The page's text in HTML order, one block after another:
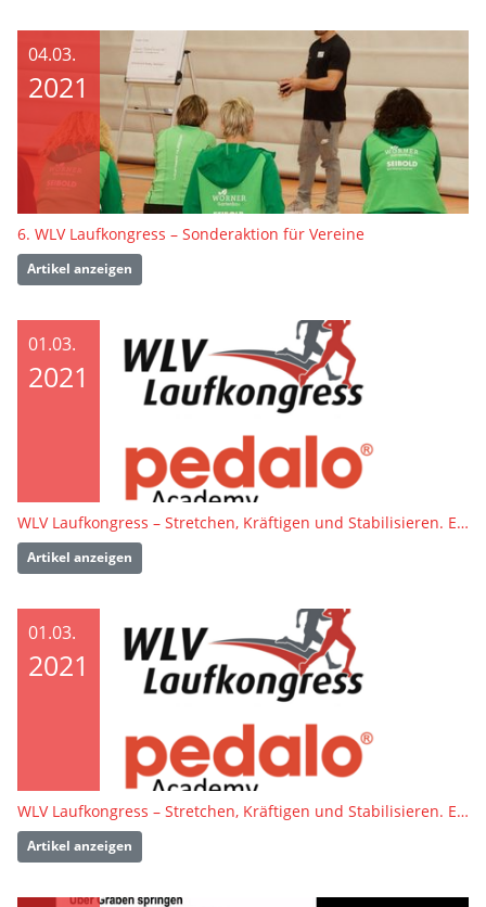
04.03.
2021
6. WLV Laufkongress – Sonderaktion für Vereine
Artikel anzeigen
01.03.
2021
WLV Laufkongress – Stretchen, Kräftigen und Stabilisieren. Einfach. Klar. Umsetzbar.
Artikel anzeigen
01.03.
2021
WLV Laufkongress – Stretchen, Kräftigen und Stabilisieren. Einfach. Klar. Umsetzbar.
Artikel anzeigen